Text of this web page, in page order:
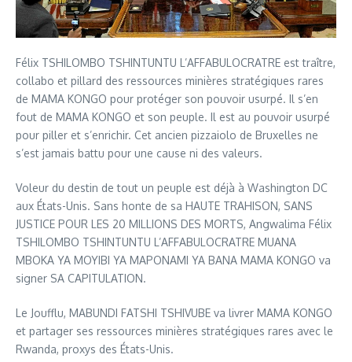
Félix TSHILOMBO TSHINTUNTU L’AFFABULOCRATRE est traître,
collabo et pillard des ressources minières stratégiques rares
de MAMA KONGO pour protéger son pouvoir usurpé. Il s’en
fout de MAMA KONGO et son peuple. Il est au pouvoir usurpé
pour piller et s’enrichir. Cet ancien pizzaiolo de Bruxelles ne
s’est jamais battu pour une cause ni des valeurs.
Voleur du destin de tout un peuple est déjà à Washington DC
aux États-Unis. Sans honte de sa HAUTE TRAHISON, SANS
JUSTICE POUR LES 20 MILLIONS DES MORTS, Angwalima Félix
TSHILOMBO TSHINTUNTU L’AFFABULOCRATRE MUANA
MBOKA YA MOYIBI YA MAPONAMI YA BANA MAMA KONGO va
signer SA CAPITULATION.
Le Joufflu, MABUNDI FATSHI TSHIVUBE va livrer MAMA KONGO
et partager ses ressources minières stratégiques rares avec le
Rwanda, proxys des États-Unis.